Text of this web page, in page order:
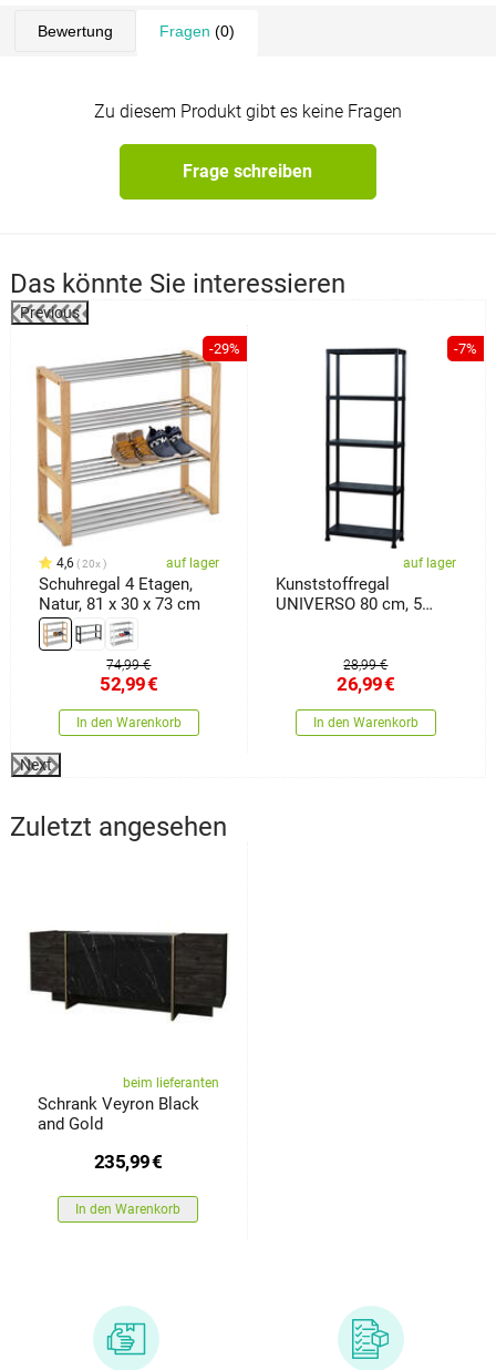
Bewertung Fragen (0)
Zu diesem Produkt gibt es keine Fragen
Frage schreiben
Das könnte Sie interessieren
Previous
-29%
4,6 20x auf lager
Schuhregal 4 Etagen,
Natur, 81 x 30 x 73 cm
74,99 €
52,99€
In den Warenkorb
-7%
auf lager
Kunststoffregal
UNIVERSO 80 cm, 5
28,99 €
26,99€
In den Warenkorb
Next
Zuletzt angesehen
beim lieferanten
Schrank Veyron Black
and Gold
235,99€
In den Warenkorb